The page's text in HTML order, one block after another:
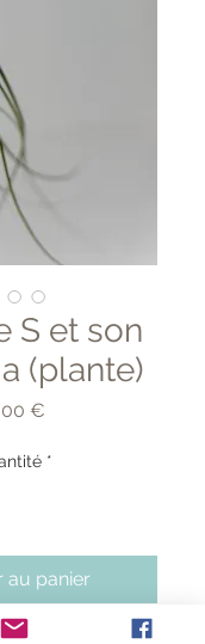
S et son
(plante)
€
*
au panier